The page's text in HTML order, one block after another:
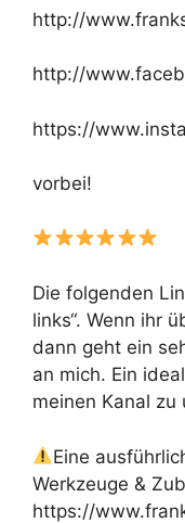
http://
http://
https://
vorbei!
Die folgenden
links“. Wenn ihr
dann geht ein
an mich. Ein
meinen Kanal zu
Eine
Werkzeuge &
https://